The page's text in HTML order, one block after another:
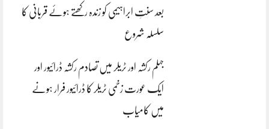
بعد سنتِ ابراہیمی کو زندہ رکھتے ہوئے قربانی کا
سلسلہ شروع
جہلم رکشہ اور ٹریلر میں تصادم رکشہ ڈرائیور اور
ایک عورت زخمی ٹریلر کا ڈرائیور فرار ہونے
میں کامیاب